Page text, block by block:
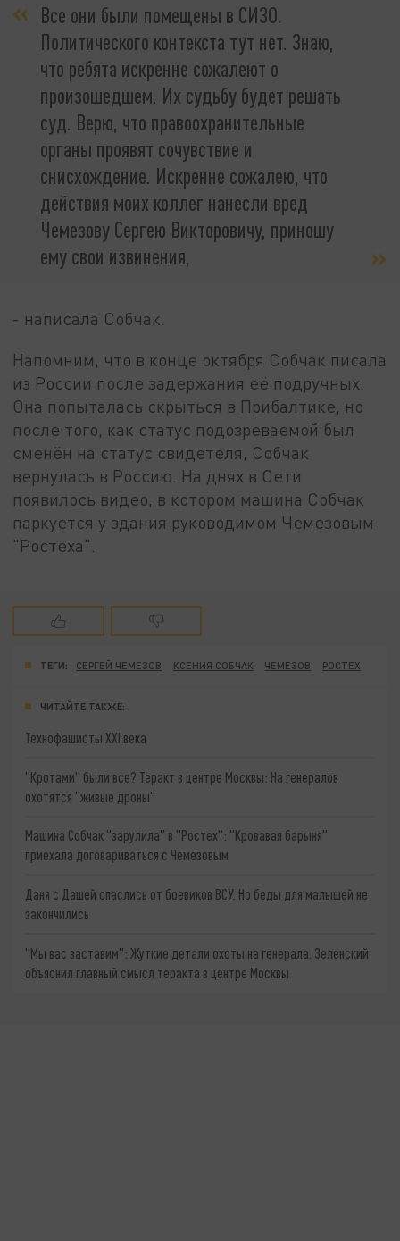
Все они были помещены в СИЗО.
Политического контекста тут нет. Знаю,
что ребята искренне сожалеют о
произошедшем. Их судьбу будет решать
суд. Верю, что правоохранительные
органы проявят сочувствие и
снисхождение. Искренне сожалею, что
действия моих коллег нанесли вред
Чемезову Сергею Викторовичу, приношу
ему свои извинения,
- написала Собчак.
Напомним, что в конце октября Собчак писала
из России после задержания её подручных.
Она попыталась скрыться в Прибалтике, но
после того, как статус подозреваемой был
сменён на статус свидетеля, Собчак
вернулась в Россию. На днях в Сети
появилось видео, в котором машина Собчак
паркуется у здания руководимом Чемезовым
"Ростеха".
ТЕГИ: СЕРГЕЙ ЧЕМЕЗОВ КСЕНИЯ СОБЧАК ЧЕМЕЗОВ РОСТЕХ
ЧИТАЙТЕ ТАКЖЕ:
Технофашисты XXI века
"Кротами" были все? Теракт в центре Москвы: На генералов
охотятся "живые дроны"
Машина Собчак "зарулила" в "Ростех": "Кровавая барыня"
приехала договариваться с Чемезовым
Даня с Дашей спаслись от боевиков ВСУ. Но беды для малышей не
закончились
"Мы вас заставим": Жуткие детали охоты на генерала. Зеленский
объяснил главный смысл теракта в центре Москвы